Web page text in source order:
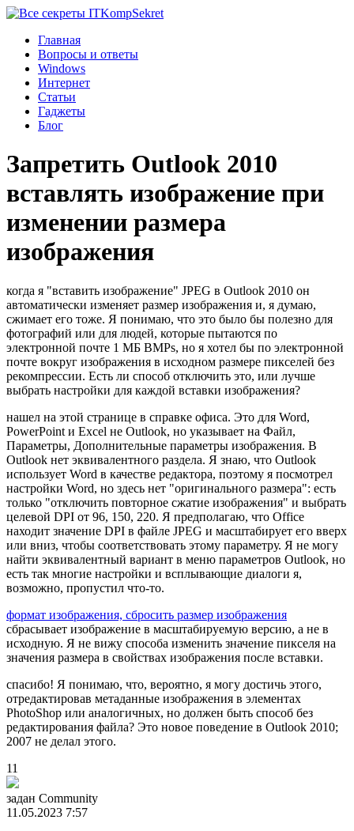
KompSekret
Главная
Вопросы и ответы
Windows
Интернет
Статьи
Гаджеты
Блог
Запретить Outlook 2010
вставлять изображение при
изменении размера
изображения
когда я "вставить изображение" JPEG в Outlook 2010 он
автоматически изменяет размер изображения и, я думаю,
сжимает его тоже. Я понимаю, что это было бы полезно для
фотографий или для людей, которые пытаются по
электронной почте 1 МБ BMPs, но я хотел бы по электронной
почте вокруг изображения в исходном размере пикселей без
рекомпрессии. Есть ли способ отключить это, или лучше
выбрать настройки для каждой вставки изображения?
нашел на этой странице в справке офиса. Это для Word,
PowerPoint и Excel не Outlook, но указывает на Файл,
Параметры, Дополнительные параметры изображения. В
Outlook нет эквивалентного раздела. Я знаю, что Outlook
использует Word в качестве редактора, поэтому я посмотрел
настройки Word, но здесь нет "оригинального размера": есть
только "отключить повторное сжатие изображения" и выбрать
целевой DPI от 96, 150, 220. Я предполагаю, что Office
находит значение DPI в файле JPEG и масштабирует его вверх
или вниз, чтобы соответствовать этому параметру. Я не могу
найти эквивалентный вариант в меню параметров Outlook, но
есть так многие настройки и всплывающие диалоги я,
возможно, пропустил что-то.
формат изображения, сбросить размер изображения
сбрасывает изображение в масштабируемую версию, а не в
исходную. Я не вижу способа изменить значение пикселя на
значения размера в свойствах изображения после вставки.
спасибо! Я понимаю, что, вероятно, я могу достичь этого,
отредактировав метаданные изображения в элементах
PhotoShop или аналогичных, но должен быть способ без
редактирования файла? Это новое поведение в Outlook 2010;
2007 не делал этого.
11
задан Community
11.05.2023 7:57